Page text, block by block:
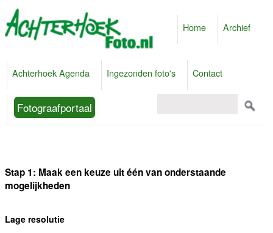
Home Archief
Achterhoek Agenda Ingezonden foto's Contact
Fotograafportaal
Stap 1: Maak een keuze uit één van onderstaande
mogelijkheden
Lage resolutie